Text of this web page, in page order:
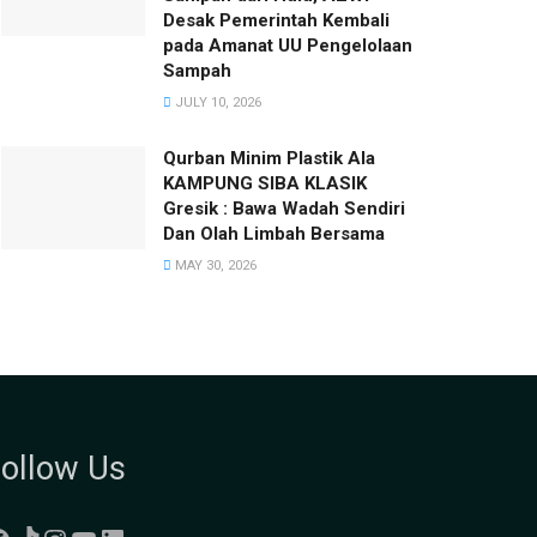
Desak Pemerintah Kembali
pada Amanat UU Pengelolaan
Sampah
JULY 10, 2026
Qurban Minim Plastik Ala
KAMPUNG SIBA KLASIK
Gresik : Bawa Wadah Sendiri
Dan Olah Limbah Bersama
MAY 30, 2026
Us